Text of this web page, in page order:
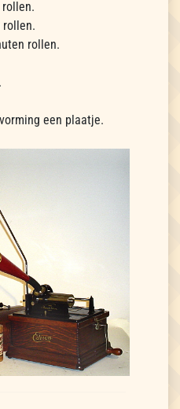
rollen.
rollen.
een plaatje.